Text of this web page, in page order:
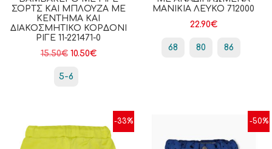
ΣΟΡΤΣ ΚΑΙ ΜΠΛΟΎΖΑ ΜΕ
ΚΈΝΤΗΜΑ ΚΑΙ
ΔΙΑΚΟΣΜΗΤΙΚΌ ΚΟΡΔΌΝΙ
ΡΙΓΕ 11-221471-0
15.50€ 10.50€
5-6
ΜΑΝΊΚΙΑ ΛΕΥΚΌ 712000
22.90€
68 80 86
-33% -50%